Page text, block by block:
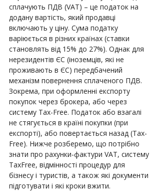
сплачують ПДВ (VAT) – це податок на
додану вартість, який продавці
включають у ціну. Сума податку
варіюється в різних країнах (ставки
становлять від 15% до 27%). Однак для
нерезидентів ЄС (іноземців, які не
проживають в ЄС) передбачений
механізм повернення сплаченого ПДВ.
Зокрема, при оформленні експорту
покупок через брокера, або через
систему Tax-Free. Податок або взагалі
не стягується в країні покупки (при
експорті), або повертається назад (Tax-
Free). Нижче розберемо, що потрібно
знати про рахунки-фактури VAT, систему
TaxFree, відмінності процедур для
бізнесу і туристів, а також які документи
підготувати і які кроки вжити.